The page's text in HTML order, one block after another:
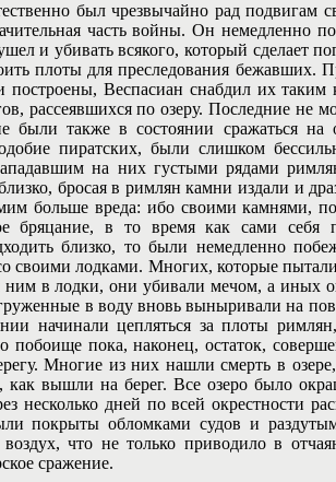
был чрезвычайно рад подвигам
часть войны. Он немедленно
и убивать всякого, который сделает
плоты для преследования бежавших.
Веспасиан снабдил их таким
рассеявшихся по озеру. Последние не
были также в состоянии сражаться на
пиратских, были слишком
на них густыми рядами
бросая в римлян камни издали и
больше вреда: ибо своими камнями,
бряцание, в то время как сами
близко, то были немедленно
своими лодками. Многих, которые
ним в лодки, они убивали мечом, а иных
в воду вновь выныривали на
начинали цепляться за плоты
побоище пока, наконец, остаток,
Многие из них нашли смерть в
как вышли на берег. Все озеро было
несколько дней по всей окрестности
покрыты обломками судов и
воздух, что не только приводило в
сражение.